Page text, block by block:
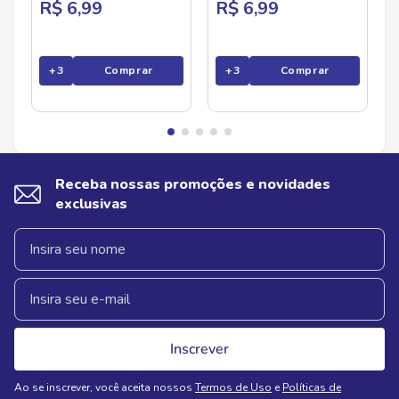
R$ 6,99
+3 Comprar
R$ 6,99
+3 Comprar
Receba nossas promoções e novidades
exclusivas
Inscrever
Ao se inscrever, você aceita nossos Termos de Uso e Políticas de